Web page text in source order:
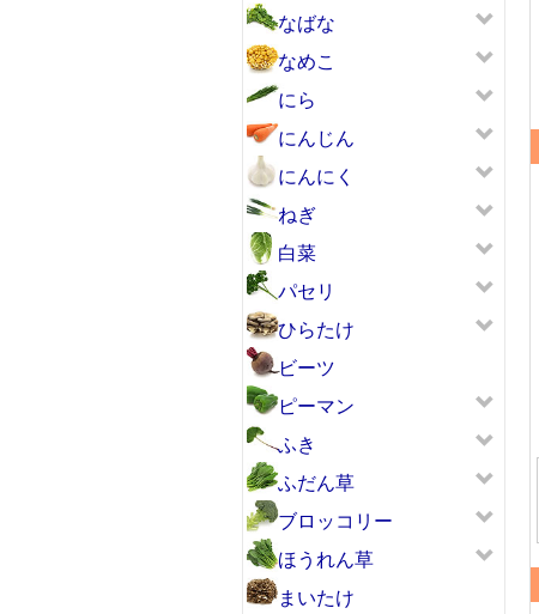
なばな
なめこ
にら
にんじん
にんにく
ねぎ
白菜
パセリ
ひらたけ
ビーツ
ピーマン
ふき
ふだん草
ブロッコリー
ほうれん草
まいたけ